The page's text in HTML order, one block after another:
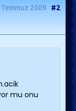
Temmuz 2009 #2
mu onu